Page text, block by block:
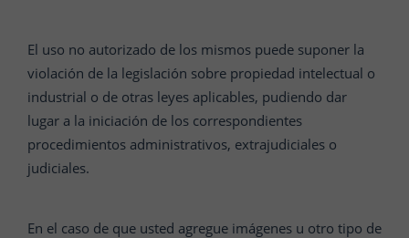
El uso no autorizado de los mismos puede suponer la
violación de la legislación sobre propiedad intelectual o
industrial o de otras leyes aplicables, pudiendo dar
lugar a la iniciación de los correspondientes
procedimientos administrativos, extrajudiciales o
judiciales.
En el caso de que usted agregue imágenes u otro tipo de